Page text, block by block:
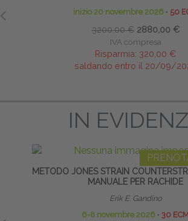
inizio 20 novembre 2026 ∙ 50
3200,00 € 2880,00 €
IVA compresa
Risparmia: 320,00 €
saldando entro il 20/09/
IN
METODO JONES STRAIN
MANUALE PER RACHIDE
Erik E. Gandino
6-8 novembre 2026 ∙ 30 ECM